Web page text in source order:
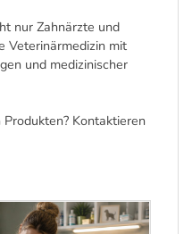
nur Zahnärzte und
Veterinärmedizin mit
und medizinischer
Kontaktieren